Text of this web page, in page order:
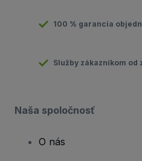
100 % garancia
Služby zákazníkom od
Naša spoločnosť
O nás